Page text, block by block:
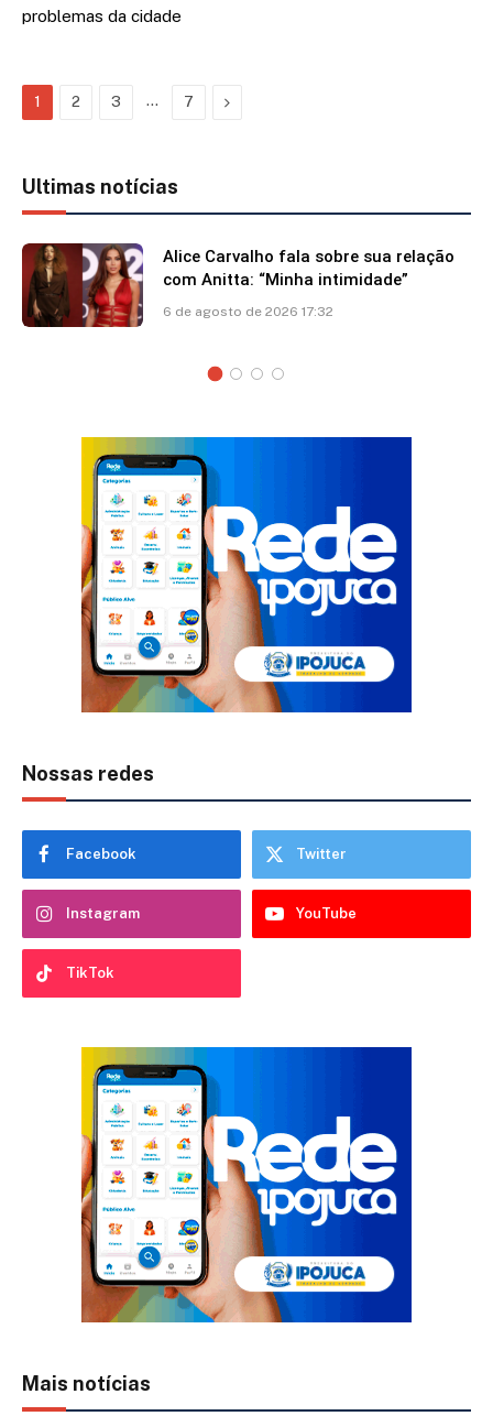
problemas da cidade
1 2 3 … 7 Next
Ultimas notícias
Alice Carvalho fala sobre sua relação
com Anitta: “Minha intimidade”
6 de agosto de 2026 17:32
Nossas redes
Facebook Twitter
Instagram YouTube
TikTok
Mais notícias